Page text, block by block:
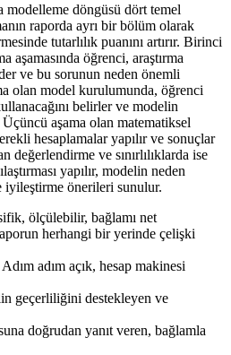
döngüsü dört temel
raporda ayrı bir bölüm olarak
tutarlılık puanını artırır. Birinci
aşamasında öğrenci, araştırma
ve bu sorunun neden önemli
olan model kurulumunda, öğrenci
belirler ve modelin
Üçüncü aşama olan matematiksel
hesaplamalar yapılır ve sonuçlar
değerlendirme ve sınırlılıklarda ise
yapılır, modelin neden
iyileştirme önerileri sunulur.
ölçülebilir, bağlamı net
herhangi bir yerinde çelişki
adım açık, hesap makinesi
geçerliliğini destekleyen ve
doğrudan yanıt veren, bağlamla